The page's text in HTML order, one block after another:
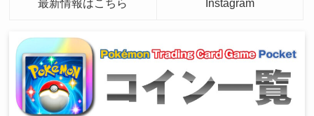
最新情報はこちら Instagram